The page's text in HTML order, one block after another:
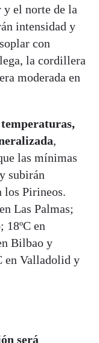
y el norte de la
intensidad y
con
la cordillera
moderada en
,
las mínimas
subirán
los Pirineos.
Las Palmas;
18ºC en
Bilbao y
en Valladolid y
será